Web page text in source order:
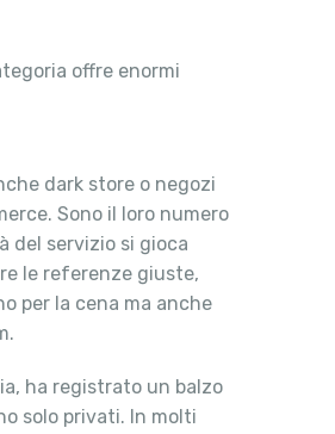
offre enormi
dark store o negozi
Sono il loro numero
del servizio si gioca
le referenze giuste,
per la cena ma anche
ha registrato un balzo
solo privati. In molti